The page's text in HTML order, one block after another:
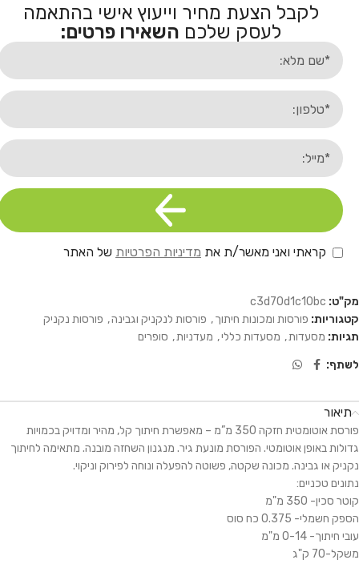
לקבל הצעת מחיר וייעוץ אישי בהתאמה
לעסק שלכם השאירו פרטים:
קראתי ואני מאשר/ת את מדיניות הפרטיות של האתר
מק"ט: c3d70d1c10bc
קטגוריות: פורסות ומכונות חיתוך, פורסות לנקניק וגבינה, פורסות נקניק
תגיות: מסעדות, מסעדות כללי, מעדניות, סופרים
לשתף:
תיאור
פורסת אוטומטית חזקה 350 מ”מ – מאפשרת חיתוך קל, מהיר ומדויק בכמויות
גדולות באופן אוטומטי. הפורסת מונעת גיר. מנגנון השחזה מובנה. מתאימה לחיתוך
נקניק או גבינה. מכונה שקטה, פשוטה להפעלה ונוחה לפירוק וניקוי.
נתונים טכניים:
קוטר סכין- 350 מ"מ
הספק חשמלי- 0.375 כח סוס
עובי חיתוך- 0-14 מ"מ
משקל-70 ק"ג